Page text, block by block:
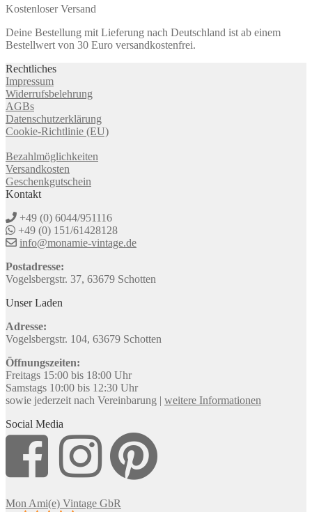
Kostenloser Versand
Deine Bestellung mit Lieferung nach Deutschland ist ab einem
Bestellwert von 30 Euro versandkostenfrei.
Rechtliches
Impressum
Widerrufsbelehrung
AGBs
Datenschutzerklärung
Cookie-Richtlinie (EU)
Bezahlmöglichkeiten
Versandkosten
Geschenkgutschein
Kontakt
+49 (0) 6044/951116
+49 (0) 151/61428128
info@monamie-vintage.de
Postadresse:
Vogelsbergstr. 37, 63679 Schotten
Unser Laden
Adresse:
Vogelsbergstr. 104, 63679 Schotten
Öffnungszeiten:
Freitags 15:00 bis 18:00 Uhr
Samstags 10:00 bis 12:30 Uhr
sowie jederzeit nach Vereinbarung | weitere Informationen
Social Media
Mon Ami(e) Vintage GbR